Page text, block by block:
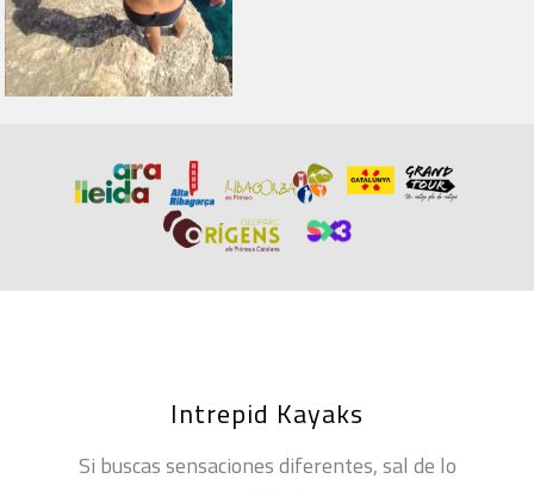
Intrepid Kayaks
Si buscas sensaciones diferentes, sal de lo